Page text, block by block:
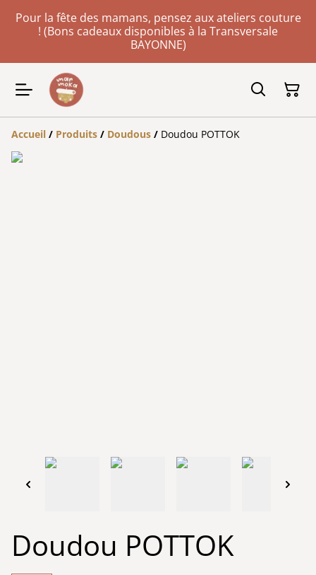
Pour la fête des mamans, pensez aux ateliers couture
! (Bons cadeaux disponibles à la Transversale
BAYONNE)
Accueil / Produits / Doudous / Doudou POTTOK
Doudou POTTOK